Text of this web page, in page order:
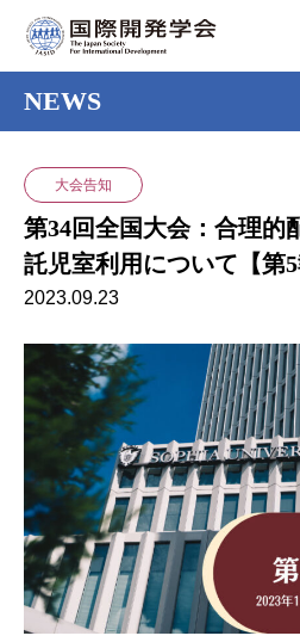
NEWS
大会告知
第34回全国大会：合理的
託児室利用について【第5
2023.09.23